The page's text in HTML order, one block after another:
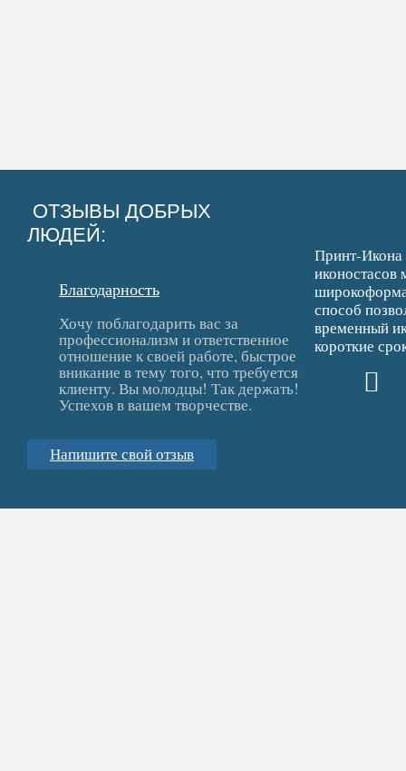
ОТЗЫВЫ ДОБРЫХ
ЛЮДЕЙ:
Благодарность
Хочу поблагодарить вас за
профессионализм и ответственное
отношение к своей работе, быстрое
вникание в тему того, что требуется
клиенту. Вы молодцы! Так держать!
Успехов в вашем творчестве.
Напишите свой отзыв
Принт-Икона
иконостасов
способ
временный
короткие